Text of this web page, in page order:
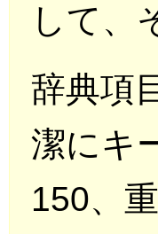
して、
辞典項
潔にキ
150、